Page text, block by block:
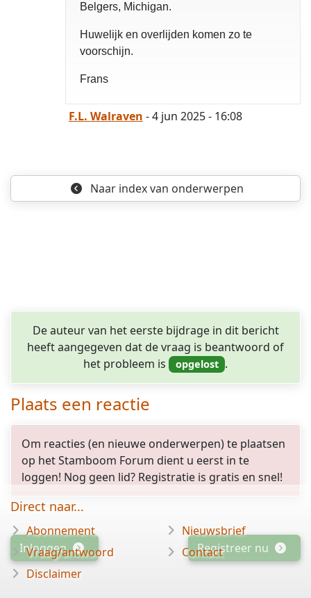
Belgers, Michigan.
Huwelijk en overlijden komen zo te
voorschijn.
Frans
F.L. Walraven - 4 jun 2025 - 16:08
Naar indexvan onderwerpen
De auteur van het eerste bijdrage in dit bericht
heeft aangegeven dat de vraag is beantwoord of
het probleem is
.
Plaats een reactie
Om reacties (en nieuwe onderwerpen) te plaatsen
op het Stamboom Forum dient u eerst in te
loggen! Nog geen lid? Registratie is gratis en snel!
Inloggen Registreer nu
Direct naar...
Abonnement
Vraag/antwoord
Disclaimer
Nieuwsbrief
Contact